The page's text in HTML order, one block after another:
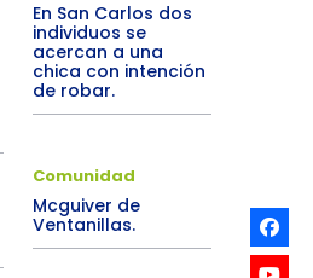
En San Carlos dos
individuos se
acercan a una
chica con intención
de robar.
Comunidad
Mcguiver de
Ventanillas.